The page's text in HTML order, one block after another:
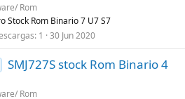
Rom
Stock Rom Binario 7 U7 S7
1 30 Jun 2020
SMJ727S stock Rom Binario 4
Rom